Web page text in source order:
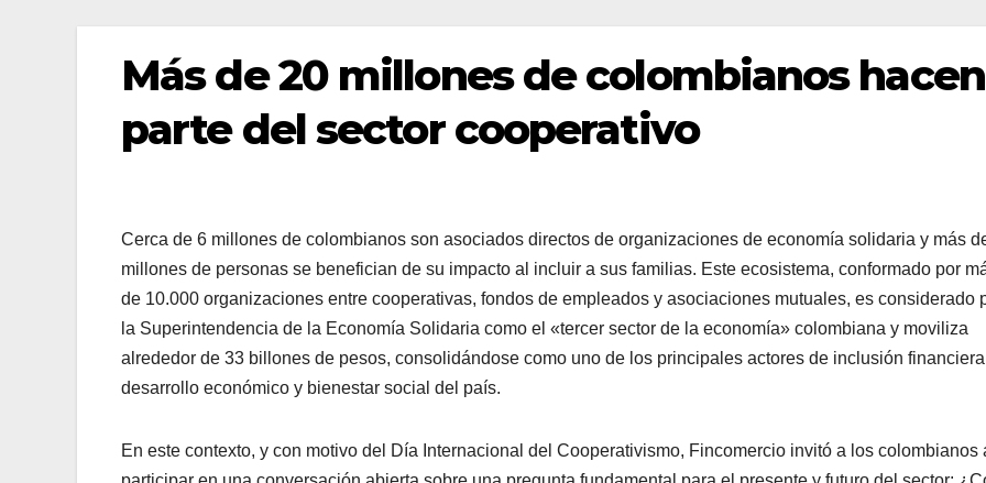
Más de 20 millones de colombianos hacen
parte del sector cooperativo
Cerca de 6 millones de colombianos son asociados directos de organizaciones de economía solidaria y más
millones de personas se benefician de su impacto al incluir a sus familias. Este ecosistema, conformado por
de 10.000 organizaciones entre cooperativas, fondos de empleados y asociaciones mutuales, es considerado
la Superintendencia de la Economía Solidaria como el «tercer sector de la economía» colombiana y moviliza
alrededor de 33 billones de pesos, consolidándose como uno de los principales actores de inclusión
desarrollo económico y bienestar social del país.
En este contexto, y con motivo del Día Internacional del Cooperativismo, Fincomercio invitó a los colombianos